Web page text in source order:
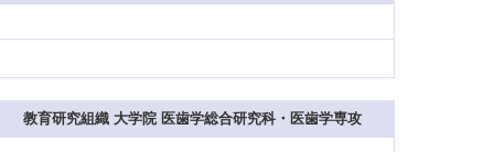
教育研究組織 大学院 医歯学総合研究科・医歯学専攻